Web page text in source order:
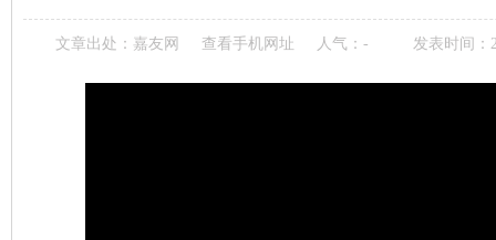
文章出处：嘉友网 查看手机网址 人气： - 发表时间：